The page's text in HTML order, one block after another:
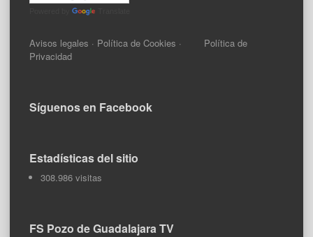
Avisos legales · Política de Cookies · Política de
Privacidad
Síguenos en Facebook
Estadísticas del sitio
308.986 visitas
FS Pozo de Guadalajara TV